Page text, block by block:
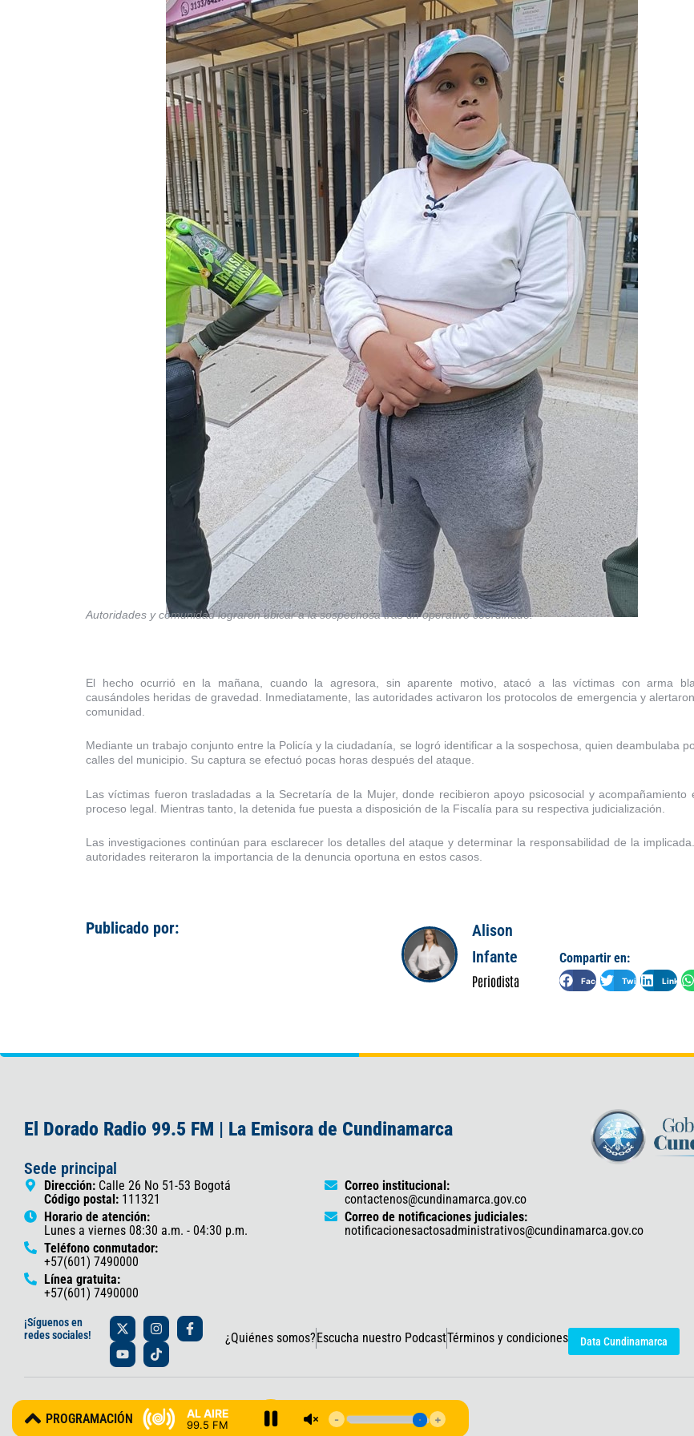
Autoridades y comunidad lograron ubicar a la sospechosa tras un operativo coordinado.
El hecho ocurrió en la mañana, cuando la agresora, sin aparente motivo, atacó a las víctimas con arma
causándoles heridas de gravedad. Inmediatamente, las autoridades activaron los protocolos de emergencia y
comunidad.
Mediante un trabajo conjunto entre la Policía y la ciudadanía, se logró identificar a la sospechosa, quien deambulaba
calles del municipio. Su captura se efectuó pocas horas después del ataque.
Las víctimas fueron trasladadas a la Secretaría de la Mujer, donde recibieron apoyo psicosocial y acompañamiento
proceso legal. Mientras tanto, la detenida fue puesta a disposición de la Fiscalía para su respectiva judicialización.
Las investigaciones continúan para esclarecer los detalles del ataque y determinar la responsabilidad de la
autoridades reiteraron la importancia de la denuncia oportuna en estos casos.
Publicado por:
Alison
Infante
Periodista
Compartir en:
Facebook Twitter LinkedIn
El Dorado Radio 99.5 FM | La Emisora de Cundinamarca
Sede principal
Dirección: Calle 26 No 51-53 Bogotá
Código postal: 111321
Horario de atención:
Lunes a viernes 08:30 a.m. - 04:30 p.m.
Teléfono conmutador:
+57(601) 7490000
Línea gratuita:
+57(601) 7490000
Correo institucional:
contactenos@cundinamarca.gov.co
Correo de notificaciones judiciales:
notificacionesactosadministrativos@cundinamarca.gov.co
AL AIRE
99.5 FM
¡Síguenos en
redes sociales!
X
-
t
w
i
t
e
r
I
n
s
t
a
r
a
m
F
a
c
o
k
-
Y
o
u
t
u
e
T
i
k
t
o
¿Quiénes somos?Escucha nuestro PodcastTérminos y condiciones Data Cundinamarca
© 2025 Gobernación de Cundinamarca – Oficina de Prensa y Comunicaciones
PROGRAMACIÓN